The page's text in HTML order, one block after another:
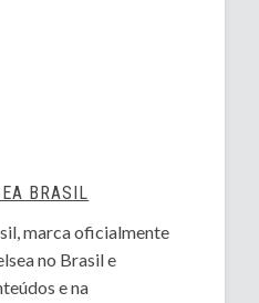
BRASIL
marca oficialmente
no Brasil e
e na